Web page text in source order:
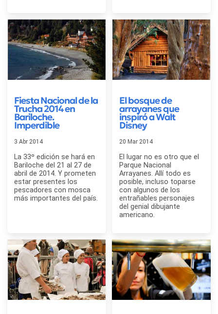
Fiesta Nacional de la
Trucha 2014 en
Bariloche.
Imperdible
3 Abr 2014
La 33º edición se hará en
Bariloche del 21 al 27 de
abril de 2014. Y prometen
estar presentes los
pescadores con mosca
más importantes del país.
El bosque de
arrayanes que
inspiró a Walt
Disney
20 Mar 2014
El lugar no es otro que el
Parque Nacional
Arrayanes. Allí todo es
posible, incluso toparse
con algunos de los
entrañables personajes
del genial dibujante
americano.